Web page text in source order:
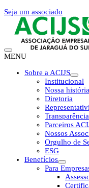
Seja um associado
MENU
Sobre a ACIJS
Institucional
Nossa história
Diretoria
Transparência
Parceiros
Nossos
Orgulho de
ESG
Benefícios
Para